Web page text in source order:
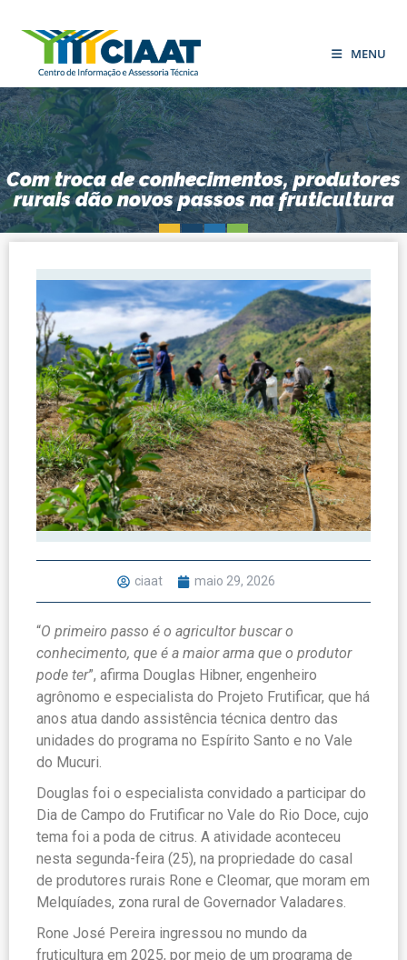
MENU
Com troca de conhecimentos, produtores
rurais dão novos passos na fruticultura
ciaat maio 29, 2026
“O primeiro passo é o agricultor buscar o
conhecimento, que é a maior arma que o produtor
pode ter”, afirma Douglas Hibner, engenheiro
agrônomo e especialista do Projeto Frutificar, que há
anos atua dando assistência técnica dentro das
unidades do programa no Espírito Santo e no Vale
do Mucuri.
Douglas foi o especialista convidado a participar do
Dia de Campo do Frutificar no Vale do Rio Doce, cujo
tema foi a poda de citrus. A atividade aconteceu
nesta segunda-feira (25), na propriedade do casal
de produtores rurais Rone e Cleomar, que moram em
Melquíades, zona rural de Governador Valadares.
Rone José Pereira ingressou no mundo da
fruticultura em 2025, por meio de um programa de